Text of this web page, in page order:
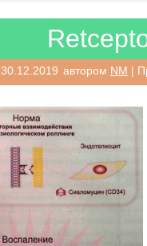
30.12.2019 автором NM |